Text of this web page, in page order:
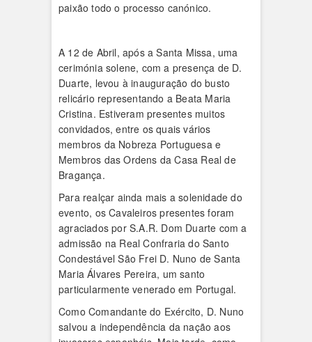
paixão todo o processo canónico.
A 12 de Abril, após a Santa Missa, uma
cerimónia solene, com a presença de D.
Duarte, levou à inauguração do busto
relicário representando a Beata Maria
Cristina. Estiveram presentes muitos
convidados, entre os quais vários
membros da Nobreza Portuguesa e
Membros das Ordens da Casa Real de
Bragança.
Para realçar ainda mais a solenidade do
evento, os Cavaleiros presentes foram
agraciados por S.A.R. Dom Duarte com a
admissão na Real Confraria do Santo
Condestável São Frei D. Nuno de Santa
Maria Álvares Pereira, um santo
particularmente venerado em Portugal.
Como Comandante do Exército, D. Nuno
salvou a independência da nação aos